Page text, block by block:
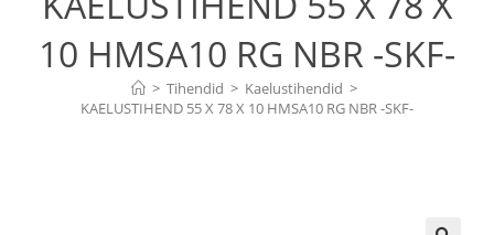
10 HMSA10 RG NBR -SKF-
> Tihendid > Kaelustihendid >
KAELUSTIHEND 55 X 78 X 10 HMSA10 RG NBR -SKF-